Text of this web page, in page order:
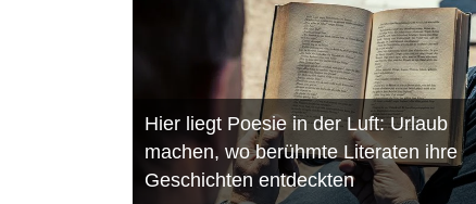
Hier liegt Poesie in der Luft: Urlaub
machen, wo berühmte Literaten ihre
Geschichten entdeckten